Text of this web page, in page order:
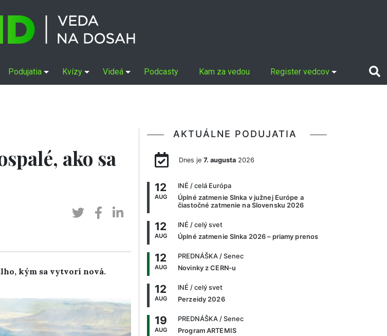
Podujatia Kvízy Videá Podcasty Kam za vedou Register vedcov
ako sa
kým sa vytvorí nová.
AKTUÁLNE PODUJATIA
Dnes je 7. augusta2026
12
AUG
INÉ / celá Európa
Úplné zatmenie Slnka v južnej Európe a
čiastočné zatmenie na Slovensku 2026
12
AUG
INÉ / celý svet
Úplné zatmenie Slnka 2026 – priamy prenos
12
AUG
PREDNÁŠKA / Senec
Novinky z CERN-u
12
AUG
INÉ / celý svet
Perzeidy 2026
19
AUG
PREDNÁŠKA / Senec
Program ARTEMIS